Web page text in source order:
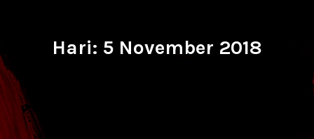
Hari: 5 November 2018